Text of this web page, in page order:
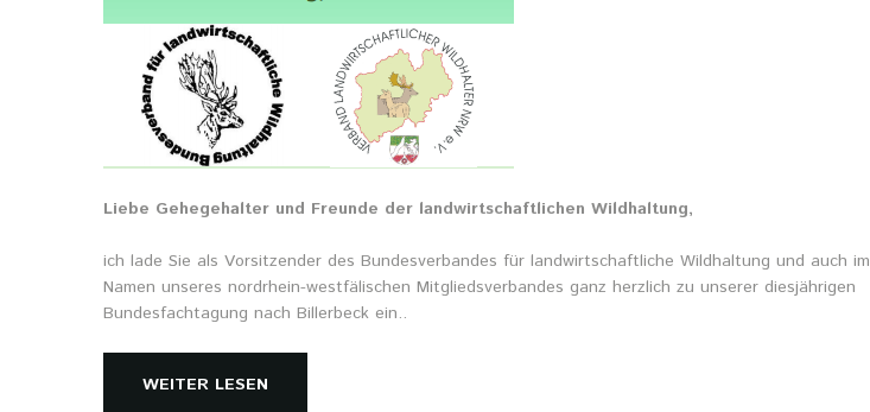
Liebe Gehegehalter und Freunde der landwirtschaftlichen Wildhaltung,
ich lade Sie als Vorsitzender des Bundesverbandes für landwirtschaftliche Wildhaltung und auch im
Namen unseres nordrhein-westfälischen Mitgliedsverbandes ganz herzlich zu unserer diesjährigen
Bundesfachtagung nach Billerbeck ein..
WEITER LESEN